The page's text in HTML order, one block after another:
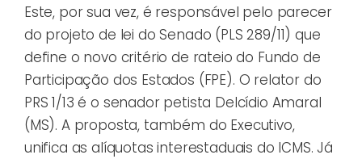
Este, por sua vez, é responsável pelo parecer
do projeto de lei do Senado (PLS 289/11) que
define o novo critério de rateio do Fundo de
Participação dos Estados (FPE). O relator do
PRS 1/13 é o senador petista Delcídio Amaral
(MS). A proposta, também do Executivo,
unifica as alíquotas interestaduais do ICMS. Já